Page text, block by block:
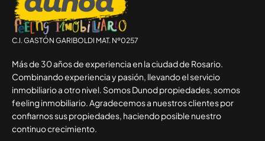
C.I. GASTÓN GARIBOLDI MAT. Nº0257
Más de 30 años de experiencia en la ciudad de Rosario.
Combinando experiencia y pasión, llevando el servicio
inmobiliario a otro nivel. Somos Dunod propiedades, somos
feeling inmobiliario. Agradecemos a nuestros clientes por
confiarnos sus propiedades, haciendo posible nuestro
continuo crecimiento.